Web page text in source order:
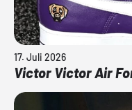
17. Juli 2026
Victor Victor Air